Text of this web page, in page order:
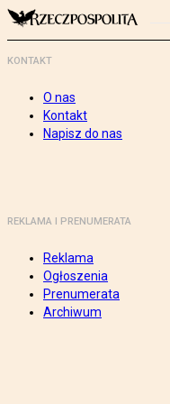
KONTAKT
O nas
Kontakt
Napisz do nas
REKLAMA I PRENUMERATA
Reklama
Ogłoszenia
Prenumerata
Archiwum